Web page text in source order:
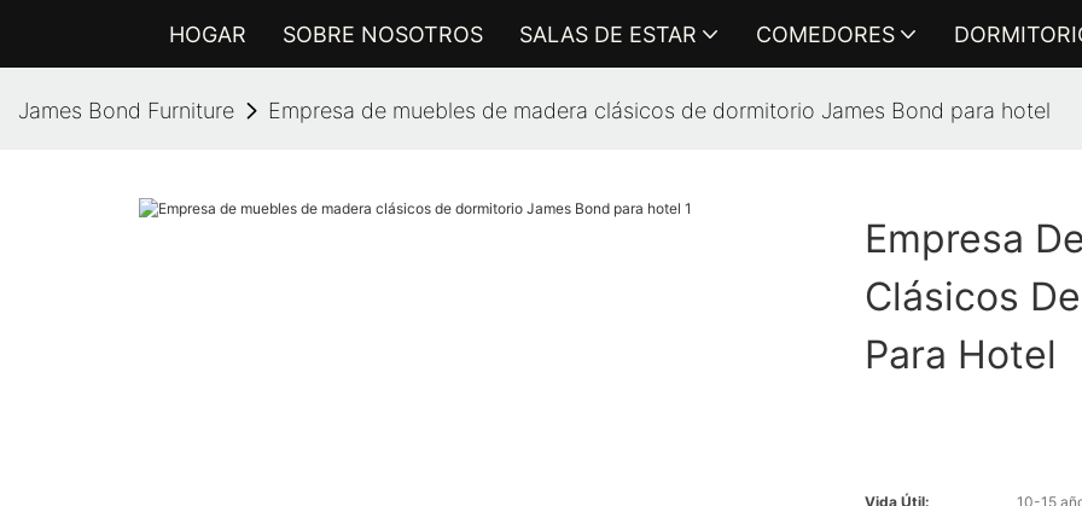
HOGAR SOBRE NOSOTROS SALAS DE ESTAR COMEDORES
James Bond Furniture Empresa de muebles de madera clásicos de dormitorio James Bond para hotel
Empresa
Clásicos
Para Hotel
Vida Útil:
10-15